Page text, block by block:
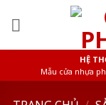
HỆ
Mẫu cửa nhựa